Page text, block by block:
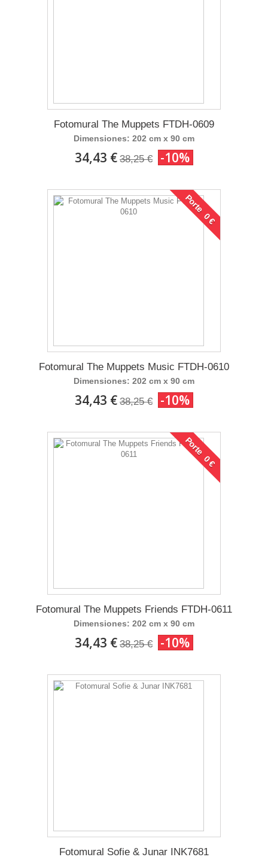
Fotomural The Muppets FTDH-0609
Dimensiones: 202 cm x 90 cm
34,43 € 38,25 € -10%
Porte 0 €
Fotomural The Muppets Music FTDH-0610
Dimensiones: 202 cm x 90 cm
34,43 € 38,25 € -10%
Porte 0 €
Fotomural The Muppets Friends FTDH-0611
Dimensiones: 202 cm x 90 cm
34,43 € 38,25 € -10%
Fotomural Sofie & Junar INK7681